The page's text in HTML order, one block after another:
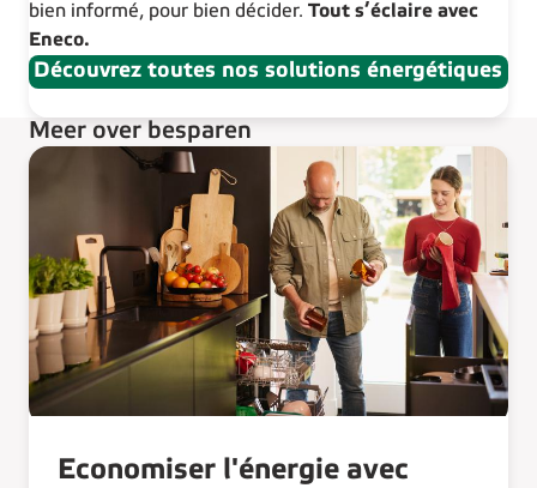
bien informé, pour bien décider. Tout s’éclaire avec
Eneco.
Découvrez toutes nos solutions énergétiques
Meer over besparen
Economiser l'énergie avec